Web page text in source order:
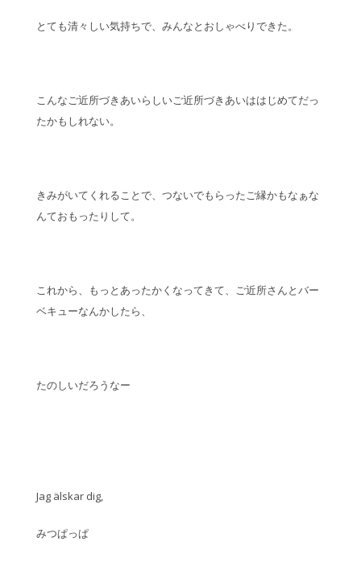
とても清々しい気持ちで、みんなとおしゃべりできた。
こんなご近所づきあいらしいご近所づきあいははじめてだっ
たかもしれない。
きみがいてくれることで、つないでもらったご縁かもなぁな
んておもったりして。
これから、もっとあったかくなってきて、ご近所さんとバー
ベキューなんかしたら、
たのしいだろうなー
Jag älskar dig,
みつぱっぱ